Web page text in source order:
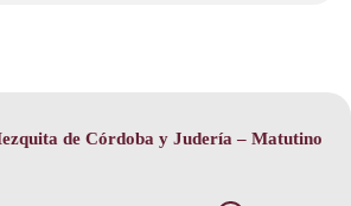
de Córdoba y Judería – Matutino